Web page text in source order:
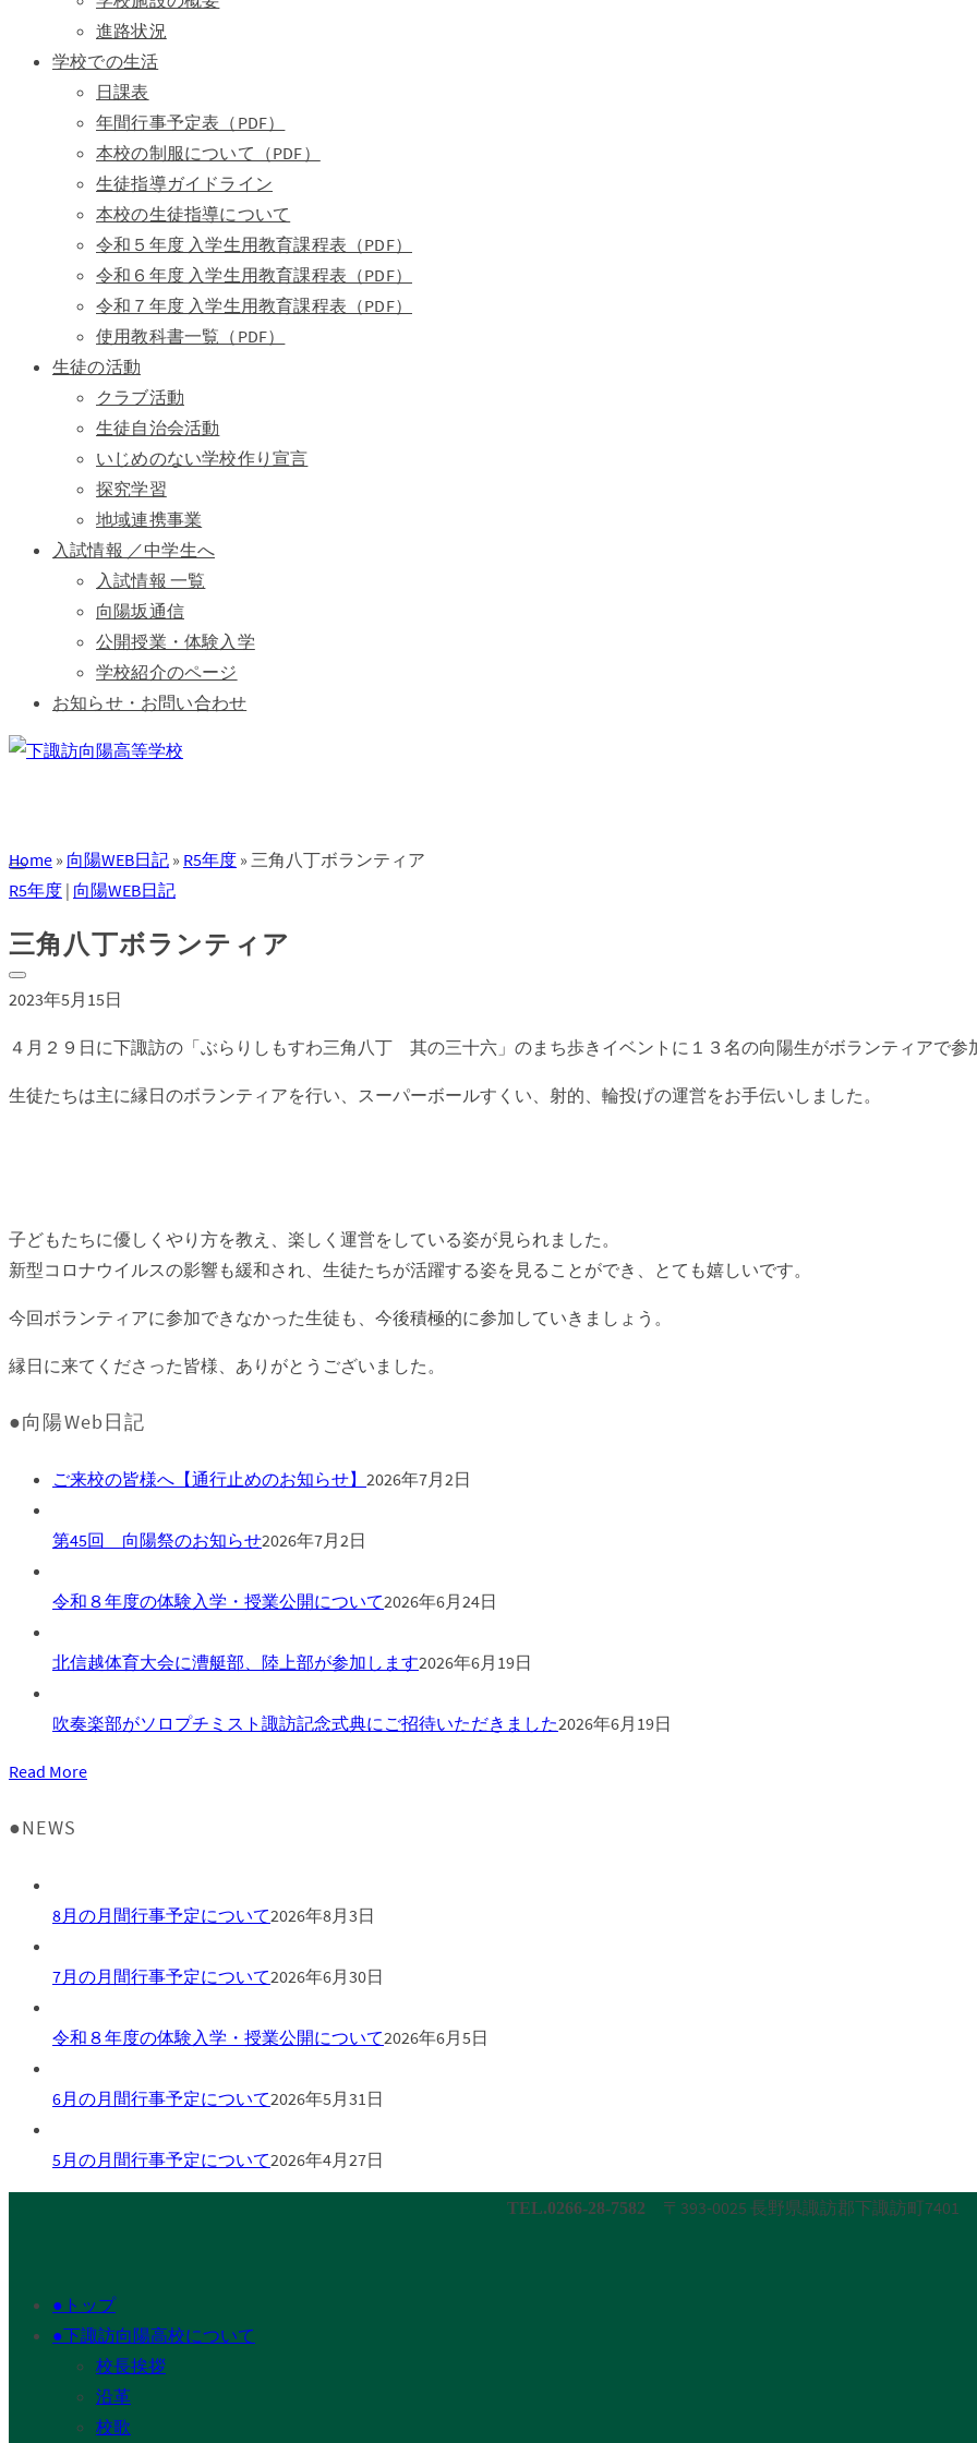
進路状況
学校での生活
日課表
年間行事予定表（PDF）
本校の制服について（PDF）
生徒指導ガイドライン
本校の生徒指導について
令和５年度 入学生用教育課程表（PDF）
令和６年度 入学生用教育課程表（PDF）
令和７年度 入学生用教育課程表（PDF）
使用教科書一覧（PDF）
生徒の活動
クラブ活動
生徒自治会活動
いじめのない学校作り宣言
探究学習
地域連携事業
入試情報 ／中学生へ
入試情報 一覧
向陽坂通信
公開授業・体験入学
学校紹介のページ
お知らせ・お問い合わせ
Home » 向陽WEB日記 » R5年度 » 三角八丁ボランティア
R5年度 | 向陽WEB日記
三角八丁ボランティア
2023年5月15日
４月２９日に下諏訪の「ぶらりしもすわ三角八丁 其の三十六」のまち歩きイベントに１３名の向陽生がボランティアで参
生徒たちは主に縁日のボランティアを行い、スーパーボールすくい、射的、輪投げの運営をお手伝いしました。
子どもたちに優しくやり方を教え、楽しく運営をしている姿が見られました。
新型コロナウイルスの影響も緩和され、生徒たちが活躍する姿を見ることができ、とても嬉しいです。
今回ボランティアに参加できなかった生徒も、今後積極的に参加していきましょう。
縁日に来てくださった皆様、ありがとうございました。
●向陽Web日記
ご来校の皆様へ【通行止めのお知らせ】 2026年7月2日
第45回 向陽祭のお知らせ2026年7月2日
令和８年度の体験入学・授業公開について2026年6月24日
北信越体育大会に漕艇部、陸上部が参加します2026年6月19日
吹奏楽部がソロプチミスト諏訪記念式典にご招待いただきました2026年6月19日
Read More
●NEWS
8月の月間行事予定について2026年8月3日
7月の月間行事予定について2026年6月30日
令和８年度の体験入学・授業公開について2026年6月5日
6月の月間行事予定について2026年5月31日
5月の月間行事予定について2026年4月27日
TEL.0266-28-7582 〒393-0025 長野県諏訪郡下諏訪町7401
●トップ
●下諏訪向陽高校について
校長挨拶
沿革
校歌